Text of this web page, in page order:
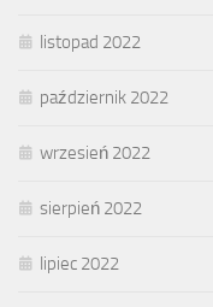
listopad 2022
październik 2022
wrzesień 2022
sierpień 2022
lipiec 2022